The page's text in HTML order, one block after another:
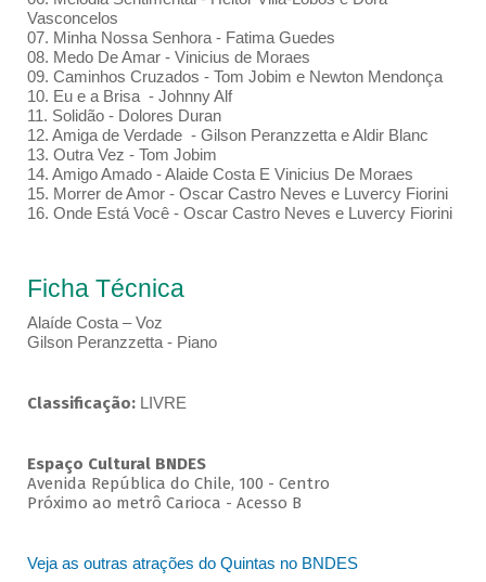
Vasconcelos
07. Minha Nossa Senhora - Fatima Guedes
08. Medo De Amar - Vinicius de Moraes
09. Caminhos Cruzados - Tom Jobim e Newton Mendonça
10. Eu e a Brisa - Johnny Alf
11. Solidão - Dolores Duran
12. Amiga de Verdade - Gilson Peranzzetta e Aldir Blanc
13. Outra Vez - Tom Jobim
14. Amigo Amado - Alaide Costa E Vinicius De Moraes
15. Morrer de Amor - Oscar Castro Neves e Luvercy Fiorini
16. Onde Está Você - Oscar Castro Neves e Luvercy Fiorini
Ficha Técnica
Alaíde Costa – Voz
Gilson Peranzzetta - Piano
Classificação: LIVRE
Espaço Cultural BNDES
Avenida República do Chile, 100 - Centro
Próximo ao metrô Carioca - Acesso B
Veja as outras atrações do Quintas no BNDES